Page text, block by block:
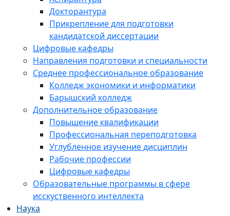
Докторантура
Прикрепление для подготовки
кандидатской диссертации
Цифровые кафедры
Направления подготовки и специальности
Среднее профессиональное образование
Колледж экономики и информатики
Барышский колледж
Дополнительное образование
Повышение квалификации
Профессиональная переподготовка
Углубленное изучение дисциплин
Рабочие профессии
Цифровые кафедры
Образовательные программы в сфере
исскуственного интеллекта
Наука